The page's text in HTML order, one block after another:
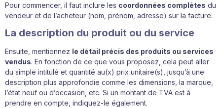
Pour commencer, il faut inclure les coordonnées complètes du
vendeur et de l’acheteur (nom, prénom, adresse) sur la facture.
La description du produit ou du service
Ensuite, mentionnez le détail précis des produits ou services
vendus. En fonction de ce que vous proposez, cela peut aller
du simple intitulé et quantité au(x) prix unitaire(s), jusqu’à une
description plus approfondie comme les dimensions, la marque,
l’état neuf ou d’occasion, etc. Si un montant de TVA est à
prendre en compte, indiquez-le également.